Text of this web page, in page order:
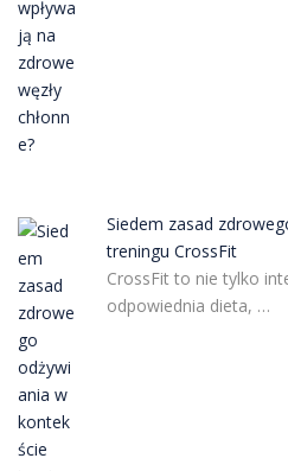
Siedem zasad
treningu CrossFit
CrossFit to nie tylko
odpowiednia dieta, …